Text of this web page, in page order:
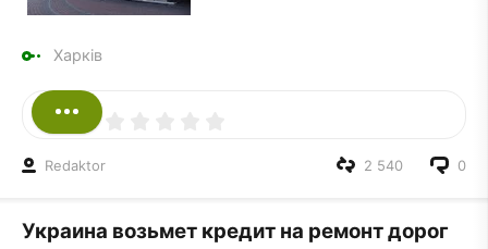
Харків
Redaktor 0
2 540
Украина возьмет кредит на ремонт дорог